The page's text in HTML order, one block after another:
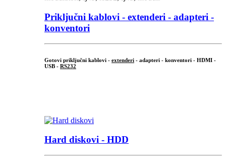
Priključni kablovi - extenderi - adapteri -
konventori
Gotovi priključni kablovi - extenderi - adapteri - konventori - HDMI -
USB - RS232
Hard diskovi - HDD